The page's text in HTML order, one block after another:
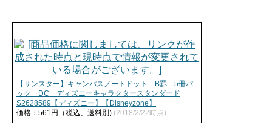
【サンスター】キャンパスノートドット B罫 5冊パ
ック DC ディズニーキャラクタースタンダード
S2628589【ディズニー】【Disneyzone】
価格：561円（税込、送料別) (2018/2/22時点)